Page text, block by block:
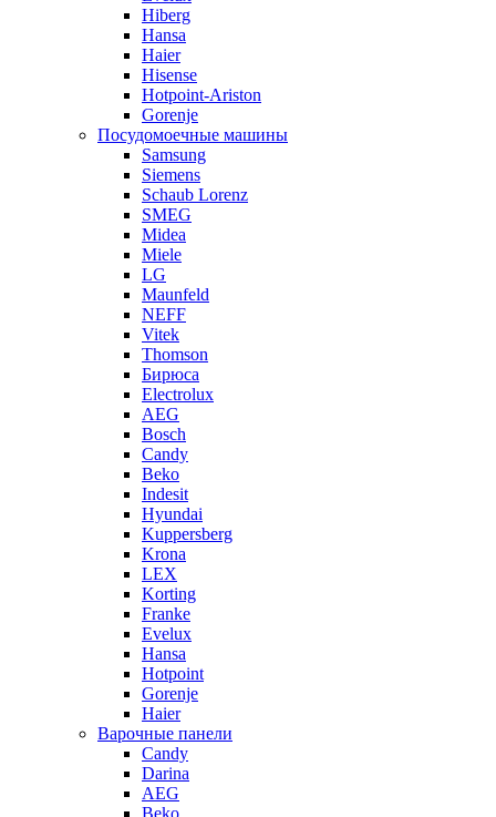
Hiberg
Hansa
Haier
Hisense
Hotpoint-Ariston
Gorenje
Посудомоечные машины
Samsung
Siemens
Schaub Lorenz
SMEG
Midea
Miele
LG
Maunfeld
NEFF
Vitek
Thomson
Бирюса
Electrolux
AEG
Bosch
Candy
Beko
Indesit
Hyundai
Kuppersberg
Krona
LEX
Korting
Franke
Evelux
Hansa
Hotpoint
Gorenje
Haier
Варочные панели
Candy
Darina
AEG